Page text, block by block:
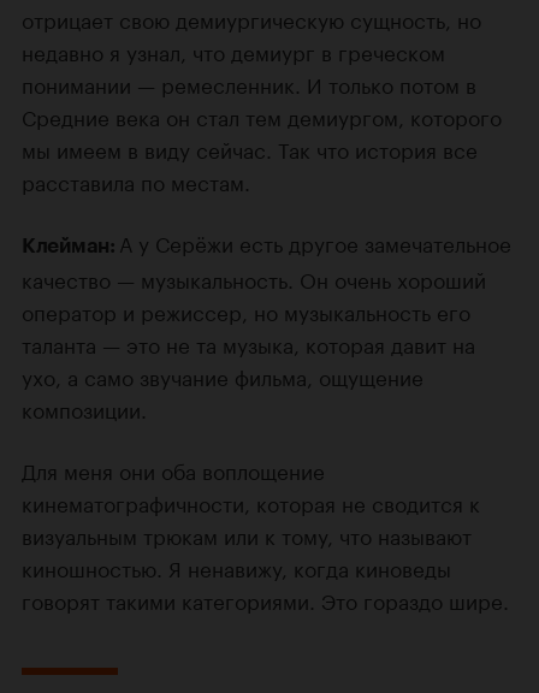
отрицает свою демиургическую сущность, но
недавно я узнал, что демиург в греческом
понимании — ремесленник. И только потом в
Средние века он стал тем демиургом, которого
мы имеем в виду сейчас. Так что история все
расставила по местам.
Клейман: А у Серёжи есть другое замечательное
качество — музыкальность. Он очень хороший
оператор и режиссер, но музыкальность его
таланта — это не та музыка, которая давит на
ухо, а само звучание фильма, ощущение
композиции.
Для меня они оба воплощение
кинематографичности, которая не сводится к
визуальным трюкам или к тому, что называют
киношностью. Я ненавижу, когда киноведы
говорят такими категориями. Это гораздо шире.